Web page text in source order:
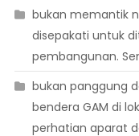
bukan memantik
disepakati untuk
pembangunan.
bukan panggung
bendera GAM di
perhatian aparat